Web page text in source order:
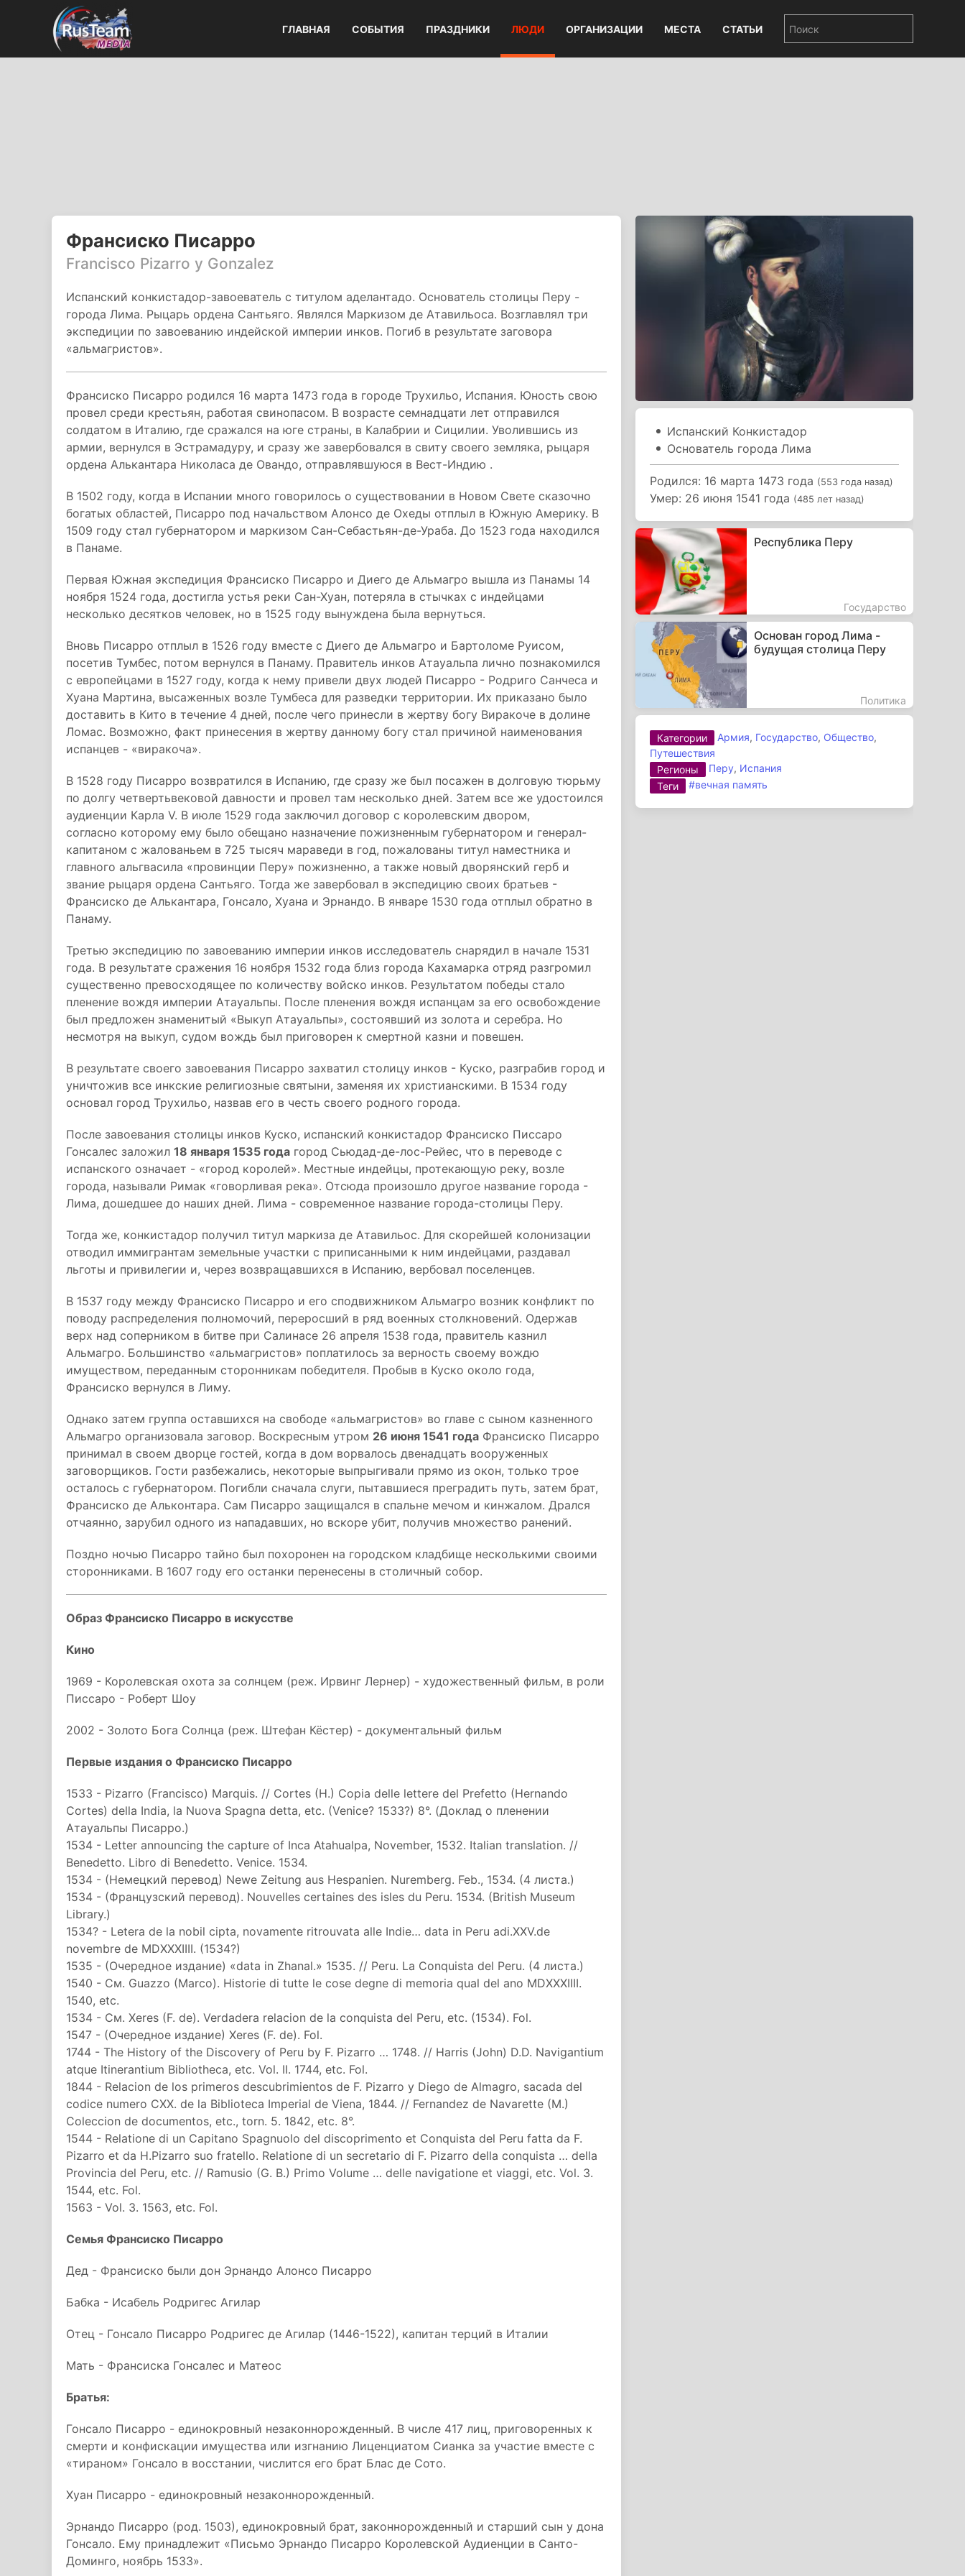
ГЛАВНАЯ СОБЫТИЯ ПРАЗДНИКИ ЛЮДИ ОРГАНИЗАЦИИ МЕСТА СТАТЬИ
Франсиско Писарро
Francisco Pizarro y Gonzаlez
Испанский конкистадор-завоеватель с титулом аделантадо. Основатель столицы Перу -
города Лима. Рыцарь ордена Сантьяго. Являлся Маркизом де Атавильоса. Возглавлял три
экспедиции по завоеванию индейской империи инков. Погиб в результате заговора
«альмагристов».
Франсиско Писарро родился 16 марта 1473 года в городе Трухильо, Испания. Юность свою
провел среди крестьян, работая свинопасом. В возрасте семнадцати лет отправился
солдатом в Италию, где сражался на юге страны, в Калабрии и Сицилии. Уволившись из
армии, вернулся в Эстрамадуру, и сразу же завербовался в свиту своего земляка, рыцаря
ордена Алькантара Николаса де Овандо, отправлявшуюся в Вест-Индию .
В 1502 году, когда в Испании много говорилось о существовании в Новом Свете сказочно
богатых областей, Писарро под начальством Алонсо де Охеды отплыл в Южную Америку. В
1509 году стал губернатором и маркизом Сан-Себастьян-де-Ураба. До 1523 года находился
в Панаме.
Первая Южная экспедиция Франсиско Писарро и Диего де Альмагро вышла из Панамы 14
ноября 1524 года, достигла устья реки Сан-Хуан, потеряла в стычках с индейцами
несколько десятков человек, но в 1525 году вынуждена была вернуться.
Вновь Писарро отплыл в 1526 году вместе с Диего де Альмагро и Бартоломе Руисом,
посетив Тумбес, потом вернулся в Панаму. Правитель инков Атауальпа лично познакомился
с европейцами в 1527 году, когда к нему привели двух людей Писарро - Родриго Санчеса и
Хуана Мартина, высаженных возле Тумбеса для разведки территории. Их приказано было
доставить в Кито в течение 4 дней, после чего принесли в жертву богу Виракоче в долине
Ломас. Возможно, факт принесения в жертву данному богу стал причиной наименования
испанцев - «виракоча».
В 1528 году Писарро возвратился в Испанию, где сразу же был посажен в долговую тюрьму
по долгу четвертьвековой давности и провел там несколько дней. Затем все же удостоился
аудиенции Карла V. В июле 1529 года заключил договор с королевским двором,
согласно которому ему было обещано назначение пожизненным губернатором и генерал-
капитаном с жалованьем в 725 тысяч мараведи в год, пожалованы титул наместника и
главного альгвасила «провинции Перу» пожизненно, а также новый дворянский герб и
звание рыцаря ордена Сантьяго. Тогда же завербовал в экспедицию своих братьев -
Франсиско де Алькантара, Гонсало, Хуана и Эрнандо. В январе 1530 года отплыл обратно в
Панаму.
Третью экспедицию по завоеванию империи инков исследователь снарядил в начале 1531
года. В результате сражения 16 ноября 1532 года близ города Кахамарка отряд разгромил
существенно превосходящее по количеству войско инков. Результатом победы стало
пленение вождя империи Атауальпы. После пленения вождя испанцам за его освобождение
был предложен знаменитый «Выкуп Атауальпы», состоявший из золота и серебра. Но
несмотря на выкуп, судом вождь был приговорен к смертной казни и повешен.
В результате своего завоевания Писарро захватил столицу инков - Куско, разграбив город и
уничтожив все инкские религиозные святыни, заменяя их христианскими. В 1534 году
основал город Трухильо, назвав его в честь своего родного города.
После завоевания столицы инков Куско, испанский конкистадор Франсиско Писсаро
Гонсалес заложил 18 января 1535 года город Сьюдад-де-лос-Рейес, что в переводе с
испанского означает - «город королей». Местные индейцы, протекающую реку, возле
города, называли Римак «говорливая река». Отсюда произошло другое название города -
Лима, дошедшее до наших дней. Лима - современное название города-столицы Перу.
Тогда же, конкистадор получил титул маркиза де Атавильос. Для скорейшей колонизации
отводил иммигрантам земельные участки с приписанными к ним индейцами, раздавал
льготы и привилегии и, через возвращавшихся в Испанию, вербовал поселенцев.
В 1537 году между Франсиско Писарро и его сподвижником Альмагро возник конфликт по
поводу распределения полномочий, переросший в ряд военных столкновений. Одержав
верх над соперником в битве при Салинасе 26 апреля 1538 года, правитель казнил
Альмагро. Большинство «альмагристов» поплатилось за верность своему вождю
имуществом, переданным сторонникам победителя. Пробыв в Куско около года,
Франсиско вернулся в Лиму.
Однако затем группа оставшихся на свободе «альмагристов» во главе с сыном казненного
Альмагро организовала заговор. Воскресным утром 26 июня 1541 года Франсиско Писарро
принимал в своем дворце гостей, когда в дом ворвалось двенадцать вооруженных
заговорщиков. Гости разбежались, некоторые выпрыгивали прямо из окон, только трое
осталось с губернатором. Погибли сначала слуги, пытавшиеся преградить путь, затем брат,
Франсиско де Альконтара. Сам Писарро защищался в спальне мечом и кинжалом. Дрался
отчаянно, зарубил одного из нападавших, но вскоре убит, получив множество ранений.
Поздно ночью Писарро тайно был похоронен на городском кладбище несколькими своими
сторонниками. В 1607 году его останки перенесены в столичный собор.
Образ Франсиско Писарро в искусстве
Кино
1969 - Королевская охота за солнцем (реж. Ирвинг Лернер) - художественный фильм, в роли
Писсаро - Роберт Шоу
2002 - Золото Бога Солнца (реж. Штефан Кёстер) - документальный фильм
Первые издания о Франсиско Писарро
1533 - Pizarro (Francisco) Marquis. // Cortes (H.) Copia delle lettere del Prefetto (Hernando
Cortes) della India, la Nuova Spagna detta, etc. (Venice? 1533?) 8°. (Доклад о пленении
Атауальпы Писарро.)
1534 - Letter announcing the capture of Inca Atahualpa, November, 1532. Italian translation. //
Benedetto. Libro di Benedetto. Venice. 1534.
1534 - (Немецкий перевод) Newe Zeitung aus Hespanien. Nuremberg. Feb., 1534. (4 листа.)
1534 - (Французский перевод). Nouvelles certaines des isles du Peru. 1534. (British Museum
Library.)
1534? - Letera de la nobil cipta, novamente ritrouvata alle Indie… data in Peru adi.XXV.de
novembre de MDXXXIIII. (1534?)
1535 - (Очередное издание) «data in Zhanal.» 1535. // Peru. La Conquista del Peru. (4 листа.)
1540 - См. Guazzo (Marco). Historie di tutte le cose degne di memoria qual del ano MDXXXIIII.
1540, etc.
1534 - См. Xeres (F. de). Verdadera relacion de la conquista del Peru, etc. (1534). Fol.
1547 - (Очередное издание) Xeres (F. de). Fol.
1744 - The History of the Discovery of Peru by F. Pizarro … 1748. // Harris (John) D.D. Navigantium
atque Itinerantium Bibliotheca, etc. Vol. II. 1744, etc. Fol.
1844 - Relacion de los primeros descubrimientos de F. Pizarro y Diego de Almagro, sacada del
codice numero CXX. de la Biblioteca Imperial de Viena, 1844. // Fernandez de Navarette (M.)
Coleccion de documentos, etc., torn. 5. 1842, etc. 8°.
1544 - Relatione di un Capitano Spagnuolo del discoprimento et Conquista del Peru fatta da F.
Pizarro et da H.Pizarro suo fratello. Relatione di un secretario di F. Pizarro della conquista … della
Provincia del Peru, etc. // Ramusio (G. B.) Primo Volume … delle navigatione et viaggi, etc. Vol. 3.
1544, etc. Fol.
1563 - Vol. 3. 1563, etc. Fol.
Семья Франсиско Писарро
Дед - Франсиско были дон Эрнандо Алонсо Писарро
Бабка - Исабель Родригес Агилар
Отец - Гонсало Писарро Родригес де Агилар (1446-1522), капитан терций в Италии
Мать - Франсиска Гонсалес и Матеос
Братья:
Гонсало Писарро - единокровный незаконнорожденный. В числе 417 лиц, приговоренных к
смерти и конфискации имущества или изгнанию Лиценциатом Сианка за участие вместе с
«тираном» Гонсало в восстании, числится его брат Блас де Сото.
Хуан Писарро - единокровный незаконнорожденный.
Эрнандо Писарро (род. 1503), единокровный брат, законнорожденный и старший сын у дона
Гонсало. Ему принадлежит «Письмо Эрнандо Писарро Королевской Аудиенции в Санто-
Доминго, ноябрь 1533».
Испанский Конкистадор
Основатель города Лима
Родился: 16 марта 1473 года (553 года назад)
Умер: 26 июня 1541 года (485 лет назад)
Республика Перу
Государство
Основан город Лима -
будущая столица Перу
Политика
Категории Армия, Государство, Общество,
Путешествия
Регионы
Перу, Испания
Теги
#вечная память